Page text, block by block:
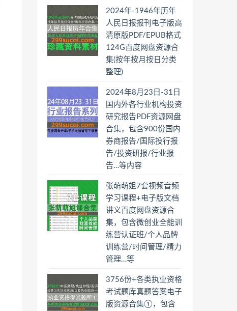
2024年-1946年历年
人民日报报刊电子版高
清原版PDF/EPUB格式
124G百度网盘资源合
集(按年按月按日分类
整理)
2024年8月23日-31日
国内外各行业机构投资
研究报告PDF资源网盘
合集，包含900份国内
券商报告/国际投行报
告/投资研报/行业报
告…等内容
张萌萌姐7套视频音频
学习课程+电子版文档
讲义百度网盘资源合
集，包含微创业全能训
练营认证班/个人品牌
训练营/时间管理/精力
管理…等
3756份+各类执业资格
考试题库真题答案电子
版资源合集①，包含